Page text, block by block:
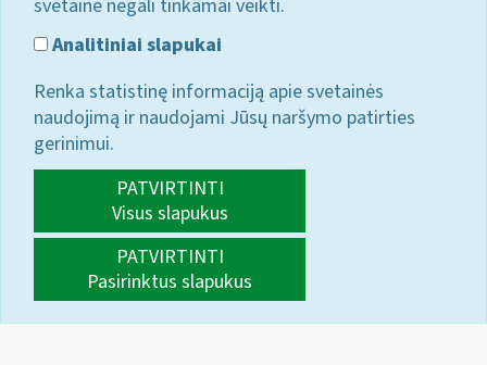
svetainė negali tinkamai veikti.
Analitiniai slapukai
Renka statistinę informaciją apie svetainės
naudojimą ir naudojami Jūsų naršymo patirties
gerinimui.
PATVIRTINTI
Visus slapukus
PATVIRTINTI
Pasirinktus slapukus